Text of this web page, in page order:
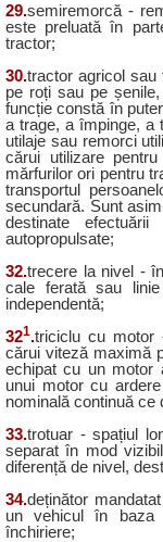
29.semiremorcă -
este preluată în
tractor;
30.tractor agricol sau
pe roți sau pe
funcție constă în
a trage, a împinge, a
utilaje sau remorci
cărui utilizare
mărfurilor ori pentru
transportul
secundară. Sunt
destinate
autopropulsate;
32.trecere la nivel -
cale ferată sau
independentă;
321.triciclu cu motor
cărui viteză maximă
echipat cu un motor
unui motor cu
nominală continuă ce
33.trotuar - spațiul
separat în mod
diferență de nivel,
34.deținător
un vehicul în baza
închiriere;